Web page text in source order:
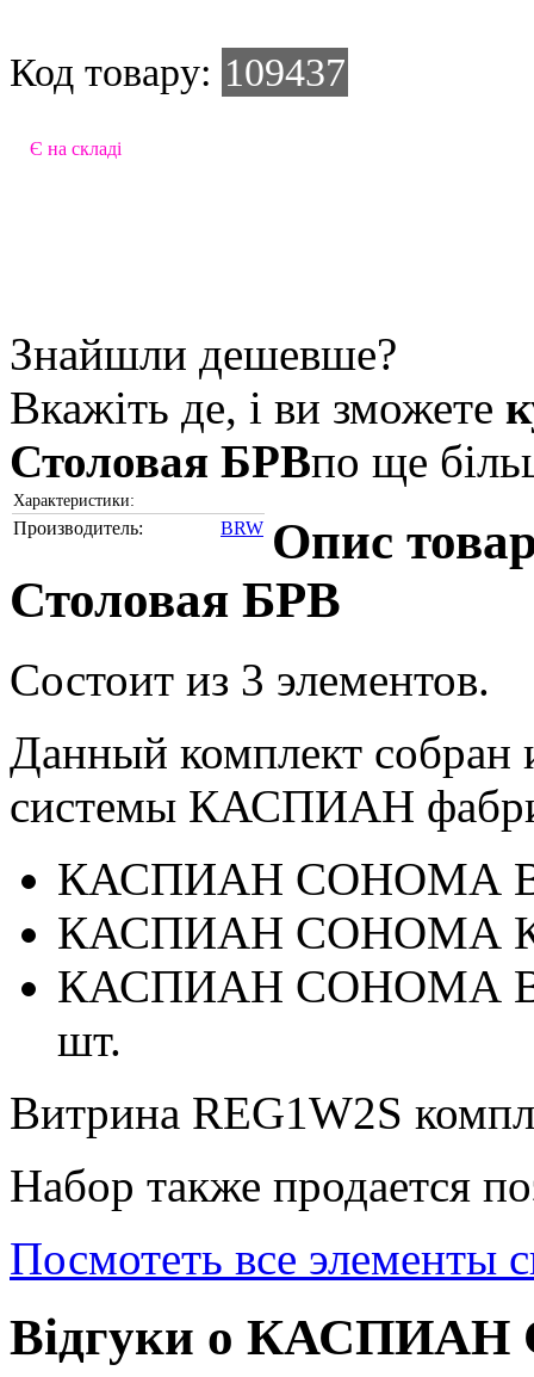
Код товару: 109437
Є на складі
Знайшли дешевше?
Вкажіть де, і ви зможете
Столовая БРВпо ще
Характеристики:
Производитель: BRW Опис
Столовая БРВ
Состоит из 3 элементов.
Данный комплект собран
системы КАСПИАН
КАСПИАН СОНОМА
КАСПИАН СОНОМА
КАСПИАН СОНОМА
шт.
Витрина REG1W2S
Набор также продается
Посмотеть все
Відгуки о